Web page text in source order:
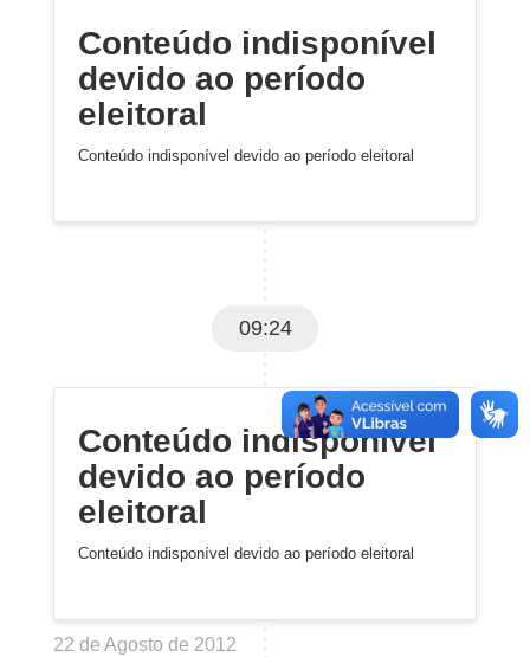
Conteúdo indisponível
devido ao período
eleitoral
Conteúdo indisponível devido ao período eleitoral
09:24
Conteúdo indisponível
devido ao período
eleitoral
Conteúdo indisponível devido ao período eleitoral
22 de Agosto de 2012